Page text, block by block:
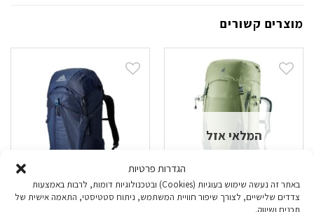
הגדרות פרטיות
באתר זה נעשה שימוש בעוגיות (Cookies) ובטכנולוגיות דומות, לרבות באמצעות
צדדים שלישיים, לצורך שיפור חוויית המשתמש, ניתוח סטטיסטי, התאמה אישית של
תכנים ושיווק.
מוצרים קשורים
המלאי אזל